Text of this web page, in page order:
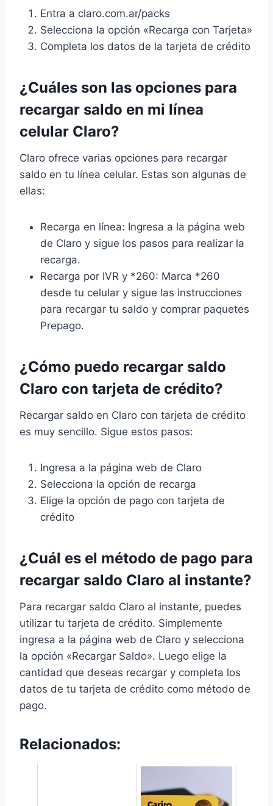
Entra a claro.com.ar/packs
Selecciona la opción «Recarga con Tarjeta»
Completa los datos de la tarjeta de crédito
¿Cuáles son las opciones para
recargar saldo en mi línea
celular Claro?
Claro ofrece varias opciones para recargar
saldo en tu línea celular. Estas son algunas de
ellas:
Recarga en línea: Ingresa a la página web
de Claro y sigue los pasos para realizar la
recarga.
Recarga por IVR y *260: Marca *260
desde tu celular y sigue las instrucciones
para recargar tu saldo y comprar paquetes
Prepago.
¿Cómo puedo recargar saldo
Claro con tarjeta de crédito?
Recargar saldo en Claro con tarjeta de crédito
es muy sencillo. Sigue estos pasos:
Ingresa a la página web de Claro
Selecciona la opción de recarga
Elige la opción de pago con tarjeta de
crédito
¿Cuál es el método de pago para
recargar saldo Claro al instante?
Para recargar saldo Claro al instante, puedes
utilizar tu tarjeta de crédito. Simplemente
ingresa a la página web de Claro y selecciona
la opción «Recargar Saldo». Luego elige la
cantidad que deseas recargar y completa los
datos de tu tarjeta de crédito como método de
pago.
Relacionados: